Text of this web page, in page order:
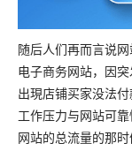
随后人们再而言说
电子商务网站，因
出現店铺买家没法
工作压力与网站可
网站的总流量的那